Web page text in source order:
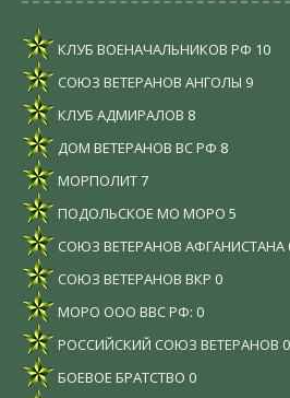
КЛУБ ВОЕНАЧАЛЬНИКОВ РФ 10
СОЮЗ ВЕТЕРАНОВ АНГОЛЫ 9
КЛУБ АДМИРАЛОВ 8
ДОМ ВЕТЕРАНОВ ВС РФ 8
МОРПОЛИТ7
ПОДОЛЬСКОЕ МО МОРО 5
СОЮЗ ВЕТЕРАНОВ АФГАНИСТАНА
СОЮЗ ВЕТЕРАНОВ ВКР 0
МОРО ООО ВВС РФ: 0
РОССИЙСКИЙ СОЮЗ ВЕТЕРАНОВ 0
БОЕВОЕ БРАТСТВО 0